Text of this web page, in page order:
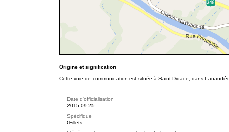
Origine et signification
Cette voie de communication est située à Saint-Didace, dans
Date d'officialisation
2015-09-25
Spécifique
Œillets